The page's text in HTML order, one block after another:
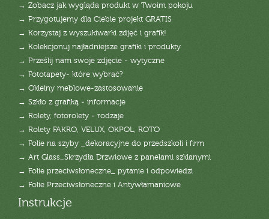
→ Zobacz jak wygląda produkt w Twoim pokoju
→ Przygotujemy dla Ciebie projekt GRATIS
→ Korzystaj z wyszukiwarki zdjęć i grafik!
→ Kolekcjonuj najładniejsze grafiki i produkty
→ Prześlij nam swoje zdjęcie - wytyczne
→ Fototapety- które wybrać?
→ Okleiny meblowe-zastosowanie
→ Szkło z grafiką - informacje
→ Rolety, fotorolety - rodzaje
→ Rolety FAKRO, VELUX, OKPOL, ROTO
→ Folie na szyby _dekoracyjne do przedszkoli i firm
→ Art Glass_Skrzydła Drzwiowe z panelami szklanymi
→ Folie przeciwsłoneczne_ pytanie i odpowiedzi
→ Folie Przeciwsłoneczne i Antywłamaniowe
Instrukcje